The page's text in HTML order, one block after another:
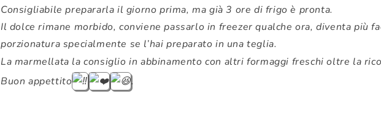
Consigliabile prepararla il giorno prima, ma già 3 ore di frigo è pronta.
Il dolce rimane morbido, conviene passarlo in freezer qualche ora, diventa più
porzionatura specialmente se l’hai preparato in una teglia.
La marmellata la consiglio in abbinamento con altri formaggi freschi oltre la
Buon appettito
.